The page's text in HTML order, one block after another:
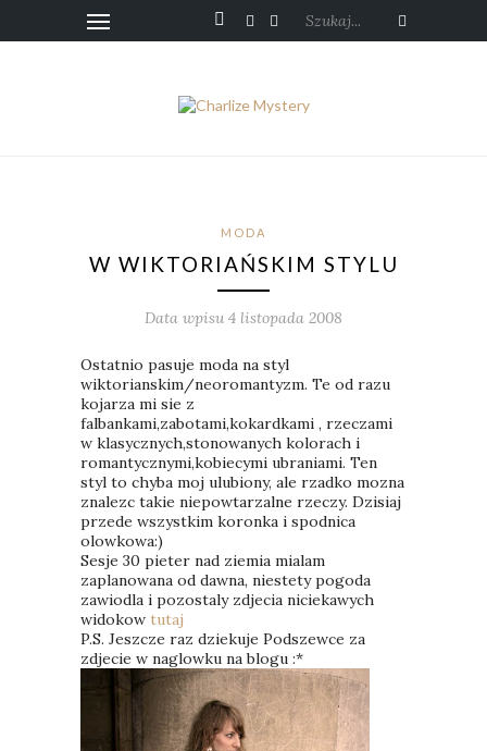
Szukaj...
MODA
W WIKTORIAŃSKIM STYLU
Data wpisu 4 listopada 2008
Ostatnio pasuje moda na styl
wiktorianskim/neoromantyzm. Te od razu
kojarza mi sie z
falbankami,zabotami,kokardkami , rzeczami
w klasycznych,stonowanych kolorach i
romantycznymi,kobiecymi ubraniami. Ten
styl to chyba moj ulubiony, ale rzadko mozna
znalezc takie niepowtarzalne rzeczy. Dzisiaj
przede wszystkim koronka i spodnica
olowkowa:)
Sesje 30 pieter nad ziemia mialam
zaplanowana od dawna, niestety pogoda
zawiodla i pozostaly zdjecia niciekawych
widokow tutaj
P.S. Jeszcze raz dziekuje Podszewce za
zdjecie w naglowku na blogu :*